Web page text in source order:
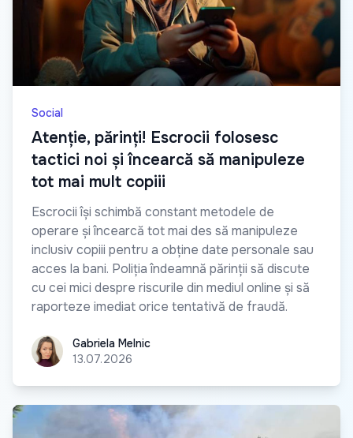
Social
Atenție, părinți! Escrocii folosesc
tactici noi și încearcă să manipuleze
tot mai mult copiii
Escrocii își schimbă constant metodele de
operare și încearcă tot mai des să manipuleze
inclusiv copiii pentru a obține date personale sau
acces la bani. Poliția îndeamnă părinții să discute
cu cei mici despre riscurile din mediul online și să
raporteze imediat orice tentativă de fraudă.
Gabriela Melnic
Gabriela Melnic
13.07.2026